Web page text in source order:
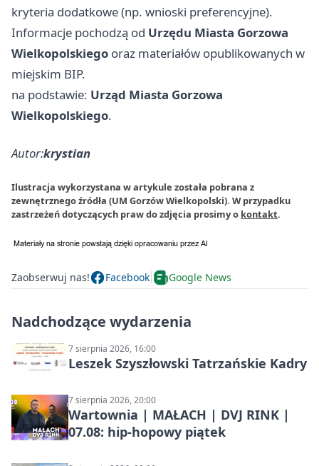
kryteria dodatkowe (np. wnioski preferencyjne).
Informacje pochodzą od Urzędu Miasta Gorzowa
Wielkopolskiego oraz materiałów opublikowanych w
miejskim BIP.
na podstawie: Urząd Miasta Gorzowa
Wielkopolskiego.
Autor:krystian
Ilustracja wykorzystana w artykule została pobrana z
zewnętrznego źródła (UM Gorzów Wielkopolski). W przypadku
zastrzeżeń dotyczących praw do zdjęcia prosimy o kontakt.
Zaobserwuj nas! Facebook Google News
Nadchodzące wydarzenia
7 sierpnia 2026, 16:00
Leszek Szyszłowski Tatrzańskie Kadry
7 sierpnia 2026, 20:00
Wartownia | MAŁACH | DVJ RINK |
07.08: hip-hopowy piątek